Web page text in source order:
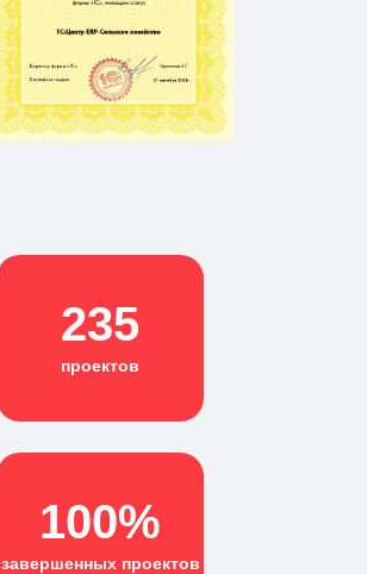
проектов
235
завершенных проектов
100%